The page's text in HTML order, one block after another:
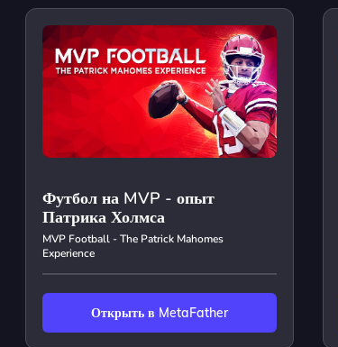
Футбол на MVP - опыт
Патрика Холмса
MVP Football - The Patrick Mahomes
Experience
Открыть в MetaFather